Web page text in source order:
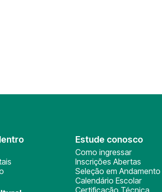
Estude conosco
Como ingressar
Inscrições Abertas
Seleção em Andamento
Calendário Escolar
Certificação Técnica